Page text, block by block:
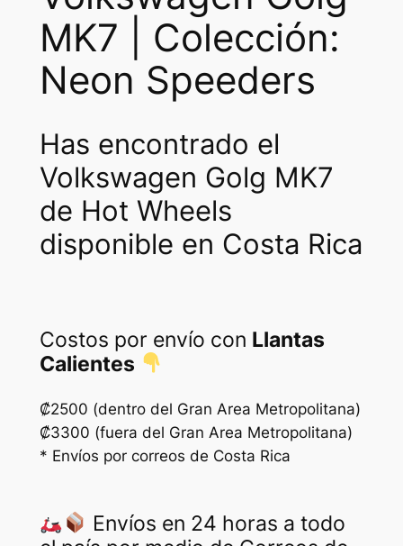
e
a
:
₡
3
5
.
i
s
:
2
4
5
0
MK7 | Colección:
Neon Speeders
Has encontrado el
Volkswagen Golg MK7
de Hot Wheels
disponible en Costa Rica
Costos por envío con Llantas
Calientes
₡2500 (dentro del Gran Area Metropolitana)
₡3300 (fuera del Gran Area Metropolitana)
* Envíos por correos de Costa Rica
Envíos en 24 horas a todo